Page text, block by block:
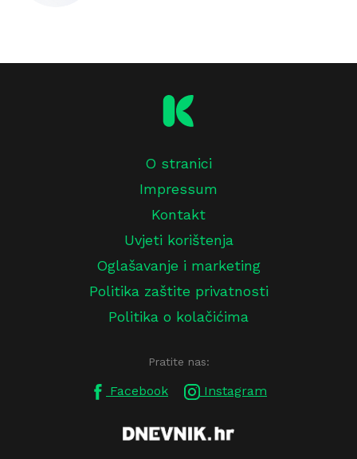
O stranici
Impressum
Kontakt
Uvjeti korištenja
Oglašavanje i marketing
Politika zaštite privatnosti
Politika o kolačićima
Pratite nas:
Facebook Instagram